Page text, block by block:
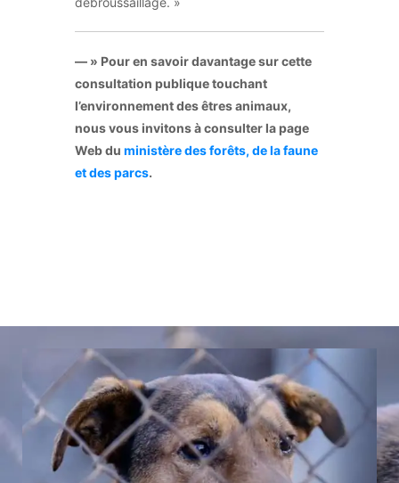
— » Pour en savoir davantage sur cette
consultation publique touchant
l’environnement des êtres animaux,
nous vous invitons à consulter la page
Web du ministère des forêts, de la faune
et des parcs.